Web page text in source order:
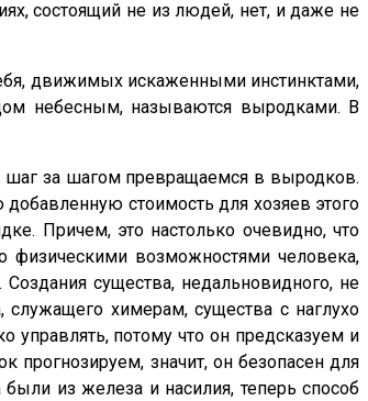
состоящий не из людей, нет, и даже не
движимых искаженными инстинктами,
небесным, называются выродками. В
шаг за шагом превращаемся в выродков.
стоимость для хозяев этого
Причем, это настолько очевидно, что
физическими возможностями человека,
существа, недальновидного, не
служащего химерам, существа с наглухо
потому что он предсказуем и
прогнозируем, значит, он безопасен для
из железа и насилия, теперь способ